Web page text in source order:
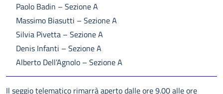
Paolo Badin – Sezione A
Massimo Biasutti – Sezione A
Silvia Pivetta – Sezione A
Denis Infanti – Sezione A
Alberto Dell’Agnolo – Sezione A
Il seggio telematico rimarrà aperto dalle ore 9.00 alle ore